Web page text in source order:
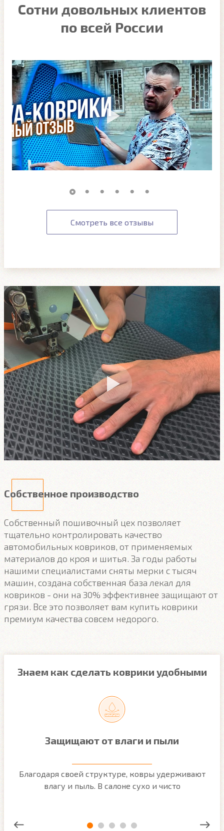
Сотни довольных клиентов
по всей России
Смотреть все отзывы
Собственное производство
Собственный пошивочный цех позволяет
тщательно контролировать качество
автомобильных ковриков, от применяемых
материалов до кроя и шитья. За годы работы
нашими специалистами сняты мерки с тысяч
машин, создана собственная база лекал для
ковриков - они на 30% эффективнее защищают от
грязи. Все это позволяет вам купить коврики
премиум качества совсем недорого.
Знаем как сделать коврики удобными
Защищают от влаги и пыли
Благодаря своей структуре, ковры удерживают
влагу и пыль. В салоне сухо и чисто